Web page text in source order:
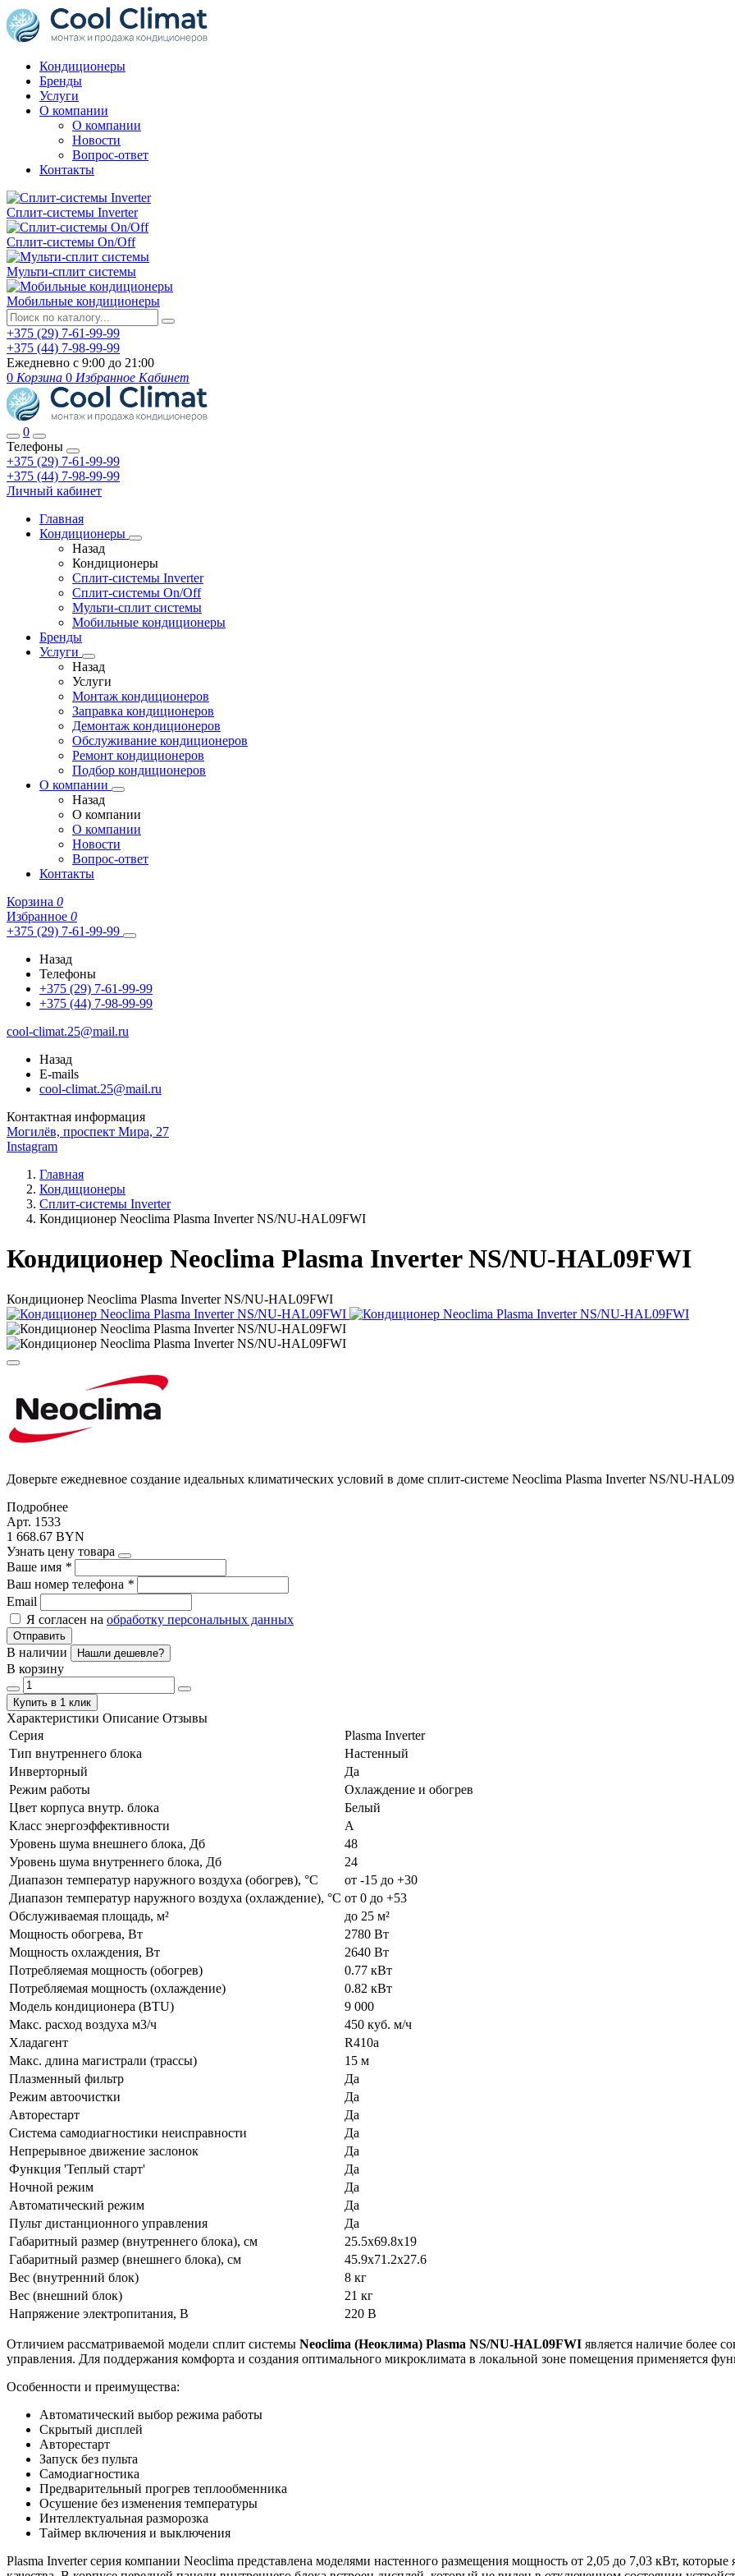
Кондиционеры
Бренды
Услуги
О компании
О компании
Новости
Вопрос-ответ
Контакты
Сплит-системы Inverter
Сплит-системы On/Off
Мульти-сплит системы
Мобильные кондиционеры
+375 (29) 7-61-99-99
+375 (44) 7-98-99-99
Ежедневно с 9:00 до 21:00
0 Корзина 0 Избранное Кабинет
0
Телефоны
+375 (29) 7-61-99-99
+375 (44) 7-98-99-99
Личный кабинет
Главная
Кондиционеры
Назад
Кондиционеры
Сплит-системы Inverter
Сплит-системы On/Off
Мульти-сплит системы
Мобильные кондиционеры
Бренды
Услуги
Назад
Услуги
Монтаж кондиционеров
Заправка кондиционеров
Демонтаж кондиционеров
Обслуживание кондиционеров
Ремонт кондиционеров
Подбор кондиционеров
О компании
Назад
О компании
О компании
Новости
Вопрос-ответ
Контакты
Корзина 0
Избранное 0
+375 (29) 7-61-99-99
Назад
Телефоны
+375 (29) 7-61-99-99
+375 (44) 7-98-99-99
cool-climat.25@mail.ru
Назад
E-mails
cool-climat.25@mail.ru
Контактная информация
Могилёв, проспект Мира, 27
Instagram
Главная
Кондиционеры
Сплит-системы Inverter
Кондиционер Neoclima Plasma Inverter NS/NU-HAL09FWI
Кондиционер Neoclima Plasma Inverter NS/NU-HAL09FWI
Кондиционер Neoclima Plasma Inverter NS/NU-HAL09FWI
Доверьте ежедневное создание идеальных климатических условий в доме сплит-системе Neoclima Plasma Inverter NS/NU-
Подробнее
Арт. 1533
1 668.67 BYN
Узнать цену товара
Ваше имя *
Ваш номер телефона *
Email
Я согласен на обработку персональных данных
Отправить
В наличии Нашли дешевле?
В корзину
Купить в 1 клик
Характеристики Описание Отзывы
Серия
Plasma Inverter
Тип внутреннего блока
Настенный
Инверторный
Да
Режим работы
Охлаждение и обогрев
Цвет корпуса внутр. блока
Белый
Класс энергоэффективности
А
Уровень шума внешнего блока, Дб
48
Уровень шума внутреннего блока, Дб
24
Диапазон температур наружного воздуха (обогрев), °C
от -15 до +30
Диапазон температур наружного воздуха (охлаждение), °C от 0 до +53
Обслуживаемая площадь, м²
до 25 м²
Мощность обогрева, Вт
2780 Вт
Мощность охлаждения, Вт
2640 Вт
Потребляемая мощность (обогрев)
0.77 кВт
Потребляемая мощность (охлаждение)
0.82 кВт
Модель кондиционера (BTU)
9 000
Макс. расход воздуха м3/ч
450 куб. м/ч
Хладагент
R410а
Макс. длина магистрали (трассы)
15 м
Плазменный фильтр
Да
Режим автоочистки
Да
Авторестарт
Да
Система самодиагностики неисправности
Да
Непрерывное движение заслонок
Да
Функция 'Теплый старт'
Да
Ночной режим
Да
Автоматический режим
Да
Пульт дистанционного управления
Да
Габаритный размер (внутреннего блока), см
25.5x69.8x19
Габаритный размер (внешнего блока), см
45.9x71.2x27.6
Вес (внутренний блок)
8 кг
Вес (внешний блок)
21 кг
Напряжение электропитания, В
220 В
Отличием рассматриваемой модели сплит системы Neoclima (Неоклима) Plasma NS/NU-HAL09FWI является наличие более
управления. Для поддержания комфорта и создания оптимального микроклимата в локальной зоне помещения применяется
Особенности и преимущества:
Автоматический выбор режима работы
Скрытый дисплей
Авторестарт
Запуск без пульта
Самодиагностика
Предварительный прогрев теплообменника
Осушение без изменения температуры
Интеллектуальная разморозка
Таймер включения и выключения
Plasma Inverter серия компании Neoclima представлена моделями настенного размещения мощность от 2,05 до 7,03 кВт,